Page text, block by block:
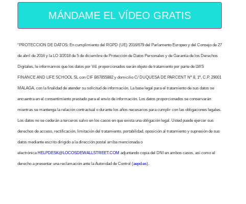
MÁNDAME EL VÍDEO GRATIS
“PROTECCION DE DATOS: En cumplimiento del RGPD (UE) 2016/679 del Parlamento Europeo y del Consejo de 27
de abril de 2016 y la LO 3/2018 de 5 de diciembre de Protección de Datos Personales y de Garantía de los Derechos
Digitales, le informamos que los datos por Vd. proporcionados serán objeto de tratamiento por parte de LWS
FINANCE AND LIFE SCHOOL SL con CIF B67855882 y domicilio C/ DUQUESA DE PARCENT Nº 8, 1º, C.P. 29001
MALAGA, con la finalidad de atender su solicitud de información. La base legal para el tratamiento de sus datos se
encuentra en el consentimiento prestado para el envío de información. Los datos proporcionados se conservarán
mientras se mantenga la relación contractual o durante los años necesarios para cumplir con las obligaciones legales.
Los datos no se cederán a terceros salvo en los casos en que exista una obligación legal. Usted puede ejercer sus
derechos de acceso, rectificación, limitación del tratamiento, portabilidad, oposición al tratamiento y supresión de sus
datos mediante escrito dirigido a la dirección postal arriba mencionada o
electrónica HELPDESK@LOCOSDEWALLSTREET.COM adjuntando copia del DNI en ambos casos, así como el
derecho a presentar una reclamación ante la Autoridad de Control (aepd.es).